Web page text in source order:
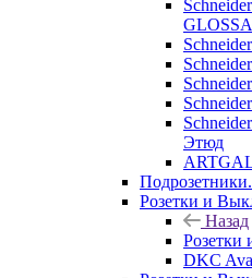
GLOSSA
Этюд
Розетки и
Назад
Розетки
DKC